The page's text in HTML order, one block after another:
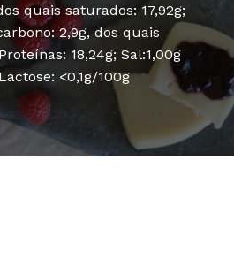
quais saturados: 17,92g;
2,9g, dos quais
18,24g; Sal:1,00g
<0,1g/100g